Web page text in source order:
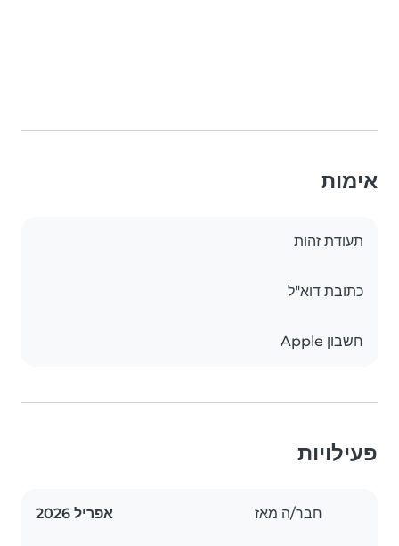
אימות
תעודת זהות
כתובת דוא"ל
חשבון Apple
פעילויות
חבר/ה מאז אפריל 2026